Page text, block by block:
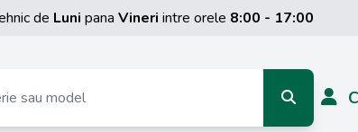
de Luni pana Vineri intre orele 8:00 - 17:00